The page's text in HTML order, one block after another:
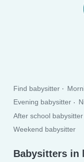
Find babysitter
Evening babysitter
After school babysitter
Weekend babysitter
Babysitters in